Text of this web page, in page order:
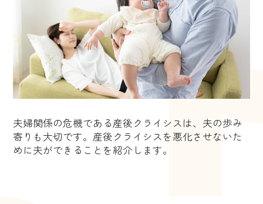
夫婦関係の危機である産後クライシスは、夫の歩み
寄りも大切です。産後クライシスを悪化させないた
めに夫ができることを紹介します。